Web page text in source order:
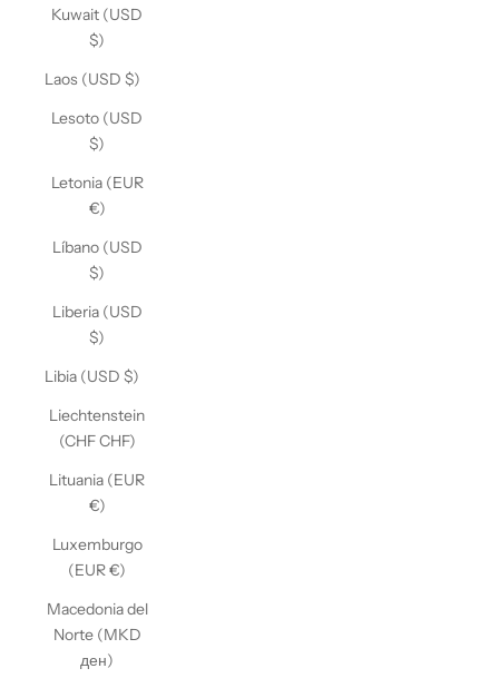
Kuwait (USD
$)
Laos (USD $)
Lesoto (USD
$)
Letonia (EUR
€)
Líbano (USD
$)
Liberia (USD
$)
Libia (USD $)
Liechtenstein
(CHF CHF)
Lituania (EUR
€)
Luxemburgo
(EUR €)
Macedonia del
Norte (MKD
ден)